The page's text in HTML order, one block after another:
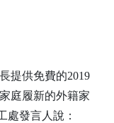
提供免費的2019
庭履新的外籍家
發言人說：